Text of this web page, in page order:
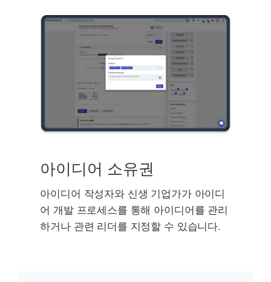
아이디어 소유권
아이디어 작성자와 신생 기업가가 아이디
어 개발 프로세스를 통해 아이디어를 관리
하거나 관련 리더를 지정할 수 있습니다.